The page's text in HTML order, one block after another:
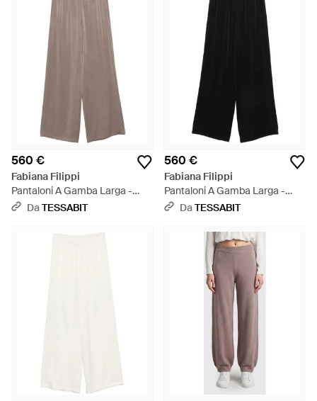
560 €
Fabiana Filippi
Pantaloni A Gamba Larga -
Neutro
DaTESSABIT
560 €
Fabiana Filippi
Pantaloni A Gamba Larga -
NeroDaTESSABIT